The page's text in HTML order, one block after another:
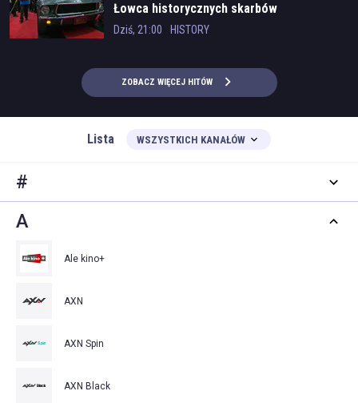
Łowca historycznych skarbów
Dziś, 21:00 HISTORY
ZOBACZ WIĘCEJ HITÓW
Lista WSZYSTKICH KANAŁÓW
#
A
Ale kino+
AXN
AXN Spin
AXN Black